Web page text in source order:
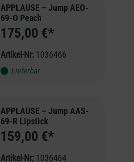
APPLAUSE – Jump AEO-
69-O Peach
175,00 €*
Artikel-Nr: 1036466
Lieferbar
APPLAUSE – Jump AAS-
69-R Lipstick
159,00 €*
Artikel-Nr: 1036464